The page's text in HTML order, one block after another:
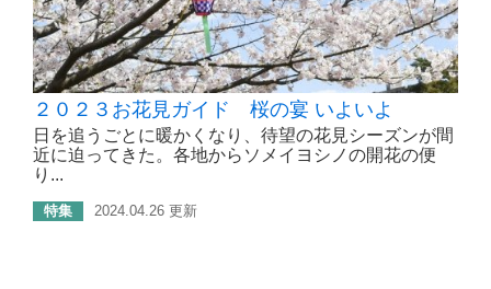
２０２３お花見ガイド 桜の宴 いよいよ
日を追うごとに暖かくなり、待望の花見シーズンが間
近に迫ってきた。各地からソメイヨシノの開花の便
り...
特集 2024.04.26 更新